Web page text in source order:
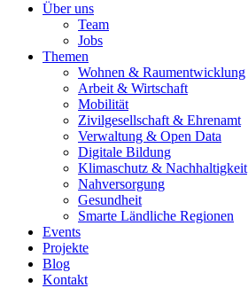
Über uns
Team
Jobs
Themen
Wohnen & Raumentwicklung
Arbeit & Wirtschaft
Mobilität
Zivilgesellschaft & Ehrenamt
Verwaltung & Open Data
Digitale Bildung
Klimaschutz & Nachhaltigkeit
Nahversorgung
Gesundheit
Smarte Ländliche Regionen
Events
Projekte
Blog
Kontakt